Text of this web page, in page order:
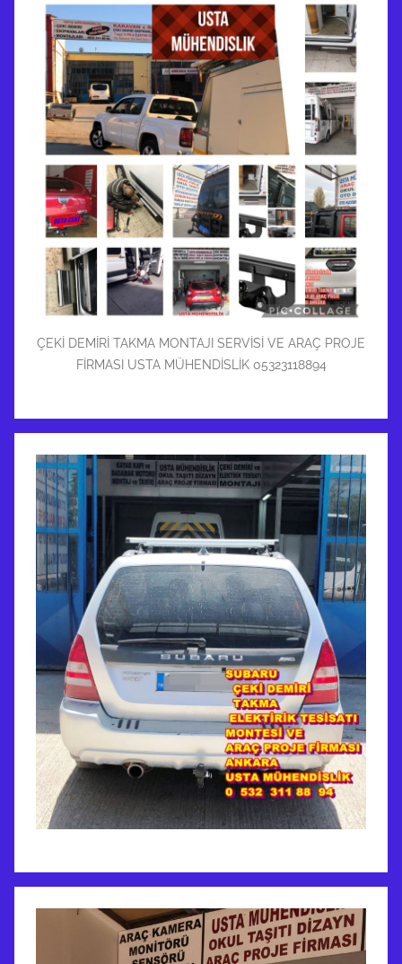
ÇEKİ DEMİRİ TAKMA MONTAJI SERVİSİ VE ARAÇ PROJE
FİRMASI USTA MÜHENDİSLİK 05323118894